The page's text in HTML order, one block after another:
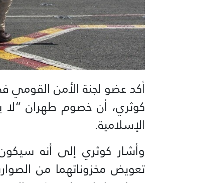
أكد عضو لجنة الأمن
كوثري، أن خصوم طهران “لا
الإسلامية.
وأشار كوثري إلى أنه
تعويض مخزوناتهما من